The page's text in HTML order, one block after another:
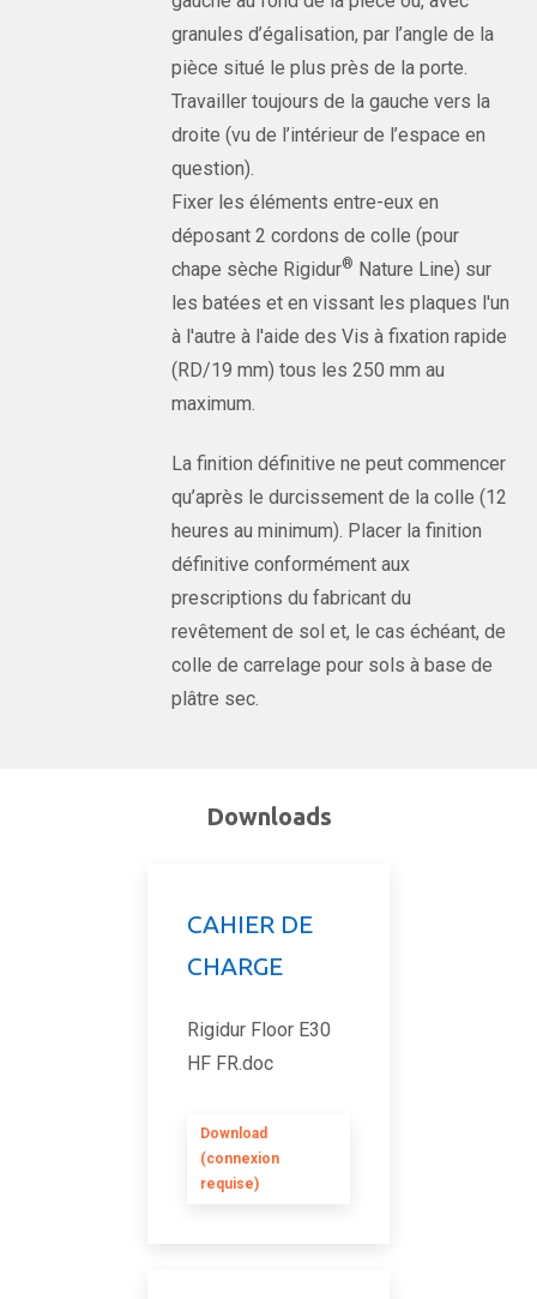
granules d’égalisation, par l’angle de la
pièce situé le plus près de la porte.
Travailler toujours de la gauche vers la
droite (vu de l’intérieur de l’espace en
question).
Fixer les éléments entre-eux en
déposant 2 cordons de colle (pour
chape sèche Rigidur® Nature Line) sur
les batées et en vissant les plaques l'un
à l'autre à l'aide des Vis à fixation rapide
(RD/19 mm) tous les 250 mm au
maximum.
La finition définitive ne peut commencer
qu’après le durcissement de la colle (12
heures au minimum). Placer la finition
définitive conformément aux
prescriptions du fabricant du
revêtement de sol et, le cas échéant, de
colle de carrelage pour sols à base de
plâtre sec.
Downloads
CAHIER DE
CHARGE
Rigidur Floor E30
HF FR.doc
Download
(connexion
requise)